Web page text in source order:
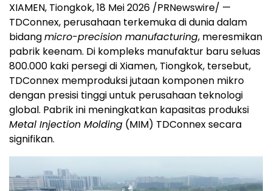
XIAMEN, Tiongkok, 18 Mei 2026 /PRNewswire/ —
TDConnex, perusahaan terkemuka di dunia dalam
bidangmicro-precision manufacturing, meresmikan
pabrik keenam. Di kompleks manufaktur baru seluas
800.000 kaki persegi di Xiamen, Tiongkok, tersebut,
TDConnex memproduksi jutaan komponen mikro
dengan presisi tinggi untuk perusahaan teknologi
global. Pabrik ini meningkatkan kapasitas produksi
Metal Injection Molding (MIM) TDConnex secara
signifikan.